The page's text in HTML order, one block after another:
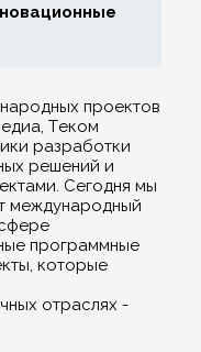
проектов
Теком
разработки
решений и
Сегодня мы
международный
программные
которые
отраслях -